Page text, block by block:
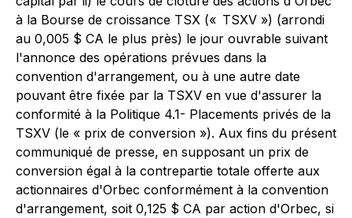
à la Bourse de croissance TSX (« TSXV ») (arrondi
au 0,005 $ CA le plus près) le jour ouvrable suivant
l'annonce des opérations prévues dans la
convention d'arrangement, ou à une autre date
pouvant être fixée par la TSXV en vue d'assurer la
conformité à la Politique 4.1- Placements privés de la
TSXV (le « prix de conversion »). Aux fins du présent
communiqué de presse, en supposant un prix de
conversion égal à la contrepartie totale offerte aux
actionnaires d'Orbec conformément à la convention
d'arrangement, soit 0,125 $ CA par action d'Orbec, si